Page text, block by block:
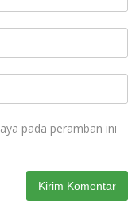
pada peramban ini